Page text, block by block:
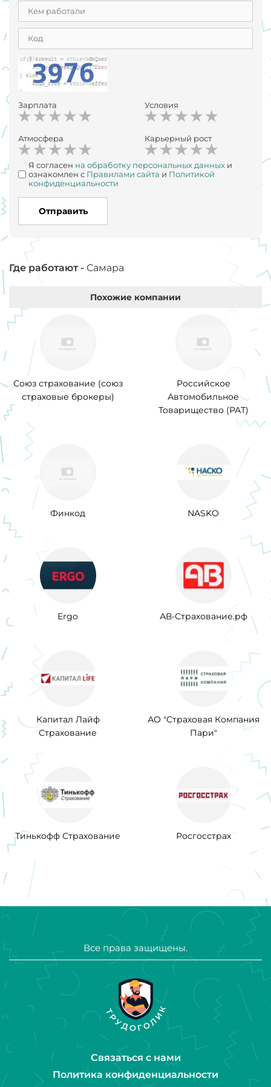
Зарплата Условия
Атмосфера Карьерный рост
Я согласен на обработку персональных данных и
ознакомлен с Правилами сайта и Политикой
конфиденциальности
Отправить
Где работают - Самара
Похожие компании
Союз страхование (союз
страховые брокеры)
Российское
Автомобильное
Товарищество (РАТ)
Финкод NASKO
Ergo АВ-Страхование.рф
Капитал Лайф
Страхование
АО "Страховая Компания
Пари"
Тинькофф Страхование Росгосстрах
Все права защищены.
Связаться с нами
Политика конфиденциальности